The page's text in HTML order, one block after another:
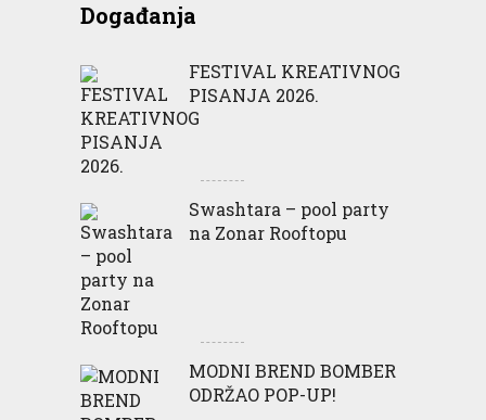
Događanja
FESTIVAL KREATIVNOG
PISANJA 2026.
Swashtara – pool party
na Zonar Rooftopu
MODNI BREND BOMBER
ODRŽAO POP-UP!